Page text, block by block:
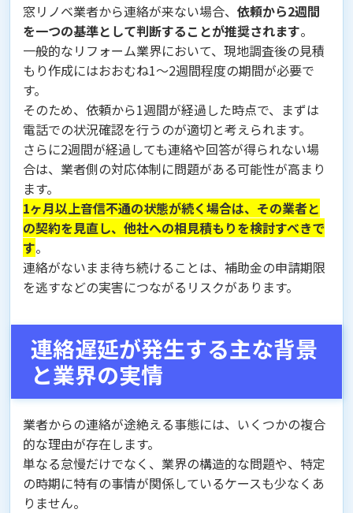
窓リノベ業者から連絡が来ない場合、 依頼から2週間
を一つの基準として判断することが推奨されます。
一般的なリフォーム業界において、現地調査後の見積
もり作成にはおおむね1〜2週間程度の期間が必要で
す。
そのため、依頼から1週間が経過した時点で、まずは
電話での状況確認を行うのが適切と考えられます。
さらに2週間が経過しても連絡や回答が得られない場
合は、業者側の対応体制に問題がある可能性が高まり
ます。
1ヶ月以上音信不通の状態が続く場合は、その業者と
の契約を見直し、他社への相見積もりを検討すべきで
す。
連絡がないまま待ち続けることは、補助金の申請期限
を逃すなどの実害につながるリスクがあります。
連絡遅延が発生する主な背景
と業界の実情
業者からの連絡が途絶える事態には、いくつかの複合
的な理由が存在します。
単なる怠慢だけでなく、業界の構造的な問題や、特定
の時期に特有の事情が関係しているケースも少なくあ
りません。